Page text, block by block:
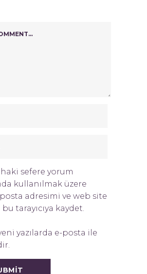
sefere yorum
kullanılmak üzere
posta adresimi ve web site
tarayıcıya kaydet.
yazılarda e-posta ile